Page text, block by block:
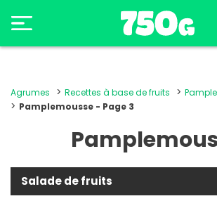
Agrumes Recettes à base de fruits
Pamplemousse - Page 3
Salade de fruits